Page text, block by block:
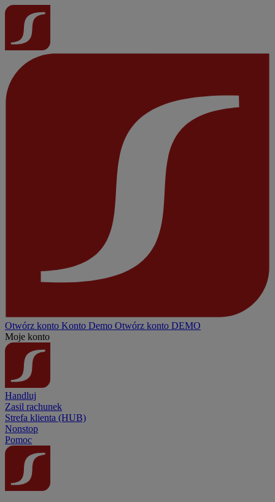
Otwórz konto Konto Demo Otwórz konto DEMO
Moje konto
Handluj
Zasil rachunek
Strefa klienta (HUB)
Nonstop
Pomoc